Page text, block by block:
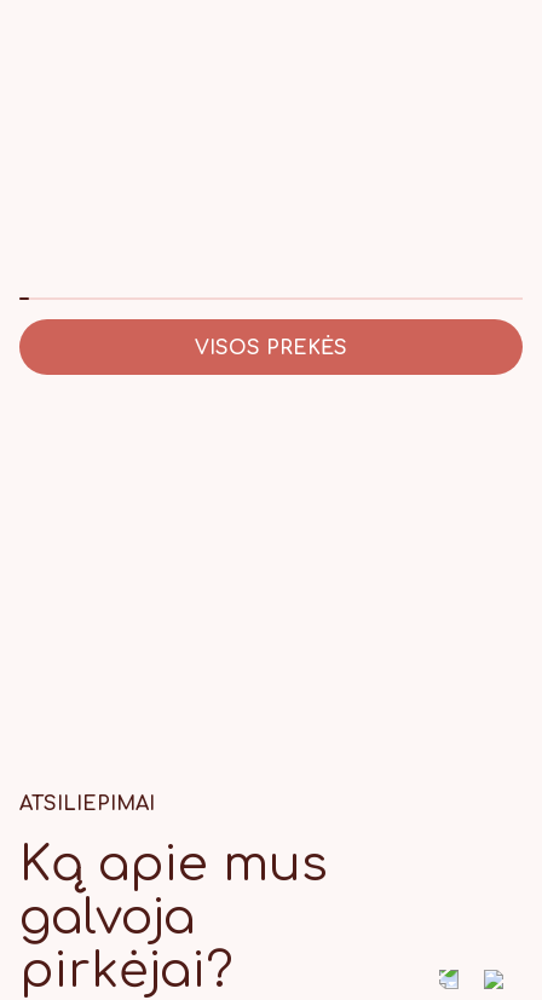
VISOS PREKĖS
ATSILIEPIMAI
Ką apie mus
galvoja
pirkėjai?